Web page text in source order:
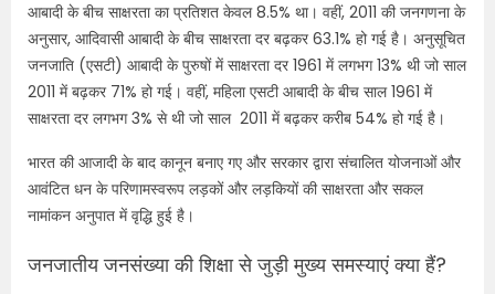
आबादी के बीच साक्षरता का प्रतिशत केवल 8.5% था। वहीं, 2011 की जनगणना के
अनुसार, आदिवासी आबादी के बीच साक्षरता दर बढ़कर 63.1% हो गई है। अनुसूचित
जनजाति (एसटी) आबादी के पुरुषों में साक्षरता दर 1961 में लगभग 13% थी जो साल
2011 में बढ़कर 71% हो गई। वहीं, महिला एसटी आबादी के बीच साल 1961 में
साक्षरता दर लगभग 3% से थी जो साल 2011 में बढ़कर करीब 54% हो गई है।
भारत की आजादी के बाद कानून बनाए गए और सरकार द्वारा संचालित योजनाओं और
आवंटित धन के परिणामस्वरूप लड़कों और लड़कियों की साक्षरता और सकल
नामांकन अनुपात में वृद्धि हुई है।
जनजातीय जनसंख्या की शिक्षा से जुड़ी मुख्य समस्याएं क्या हैं?